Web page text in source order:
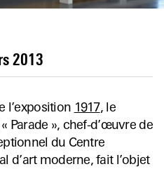
2013
l’exposition 1917, le
Parade », chef-d’œuvre de
du Centre
d’art moderne, fait l’objet